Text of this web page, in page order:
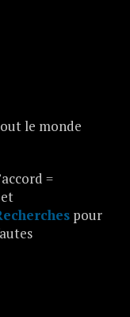
le monde
=
pour